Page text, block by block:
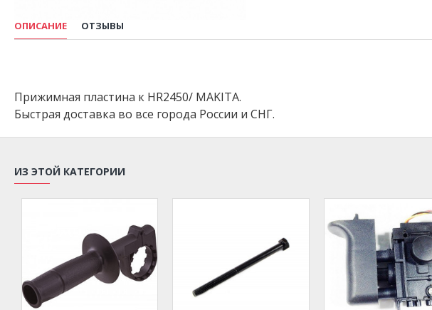
ОПИСАНИЕ ОТЗЫВЫ
Прижимная пластина к HR2450/ MAKITA.
Быстрая доставка во все города России и СНГ.
ИЗ ЭТОЙ КАТЕГОРИИ